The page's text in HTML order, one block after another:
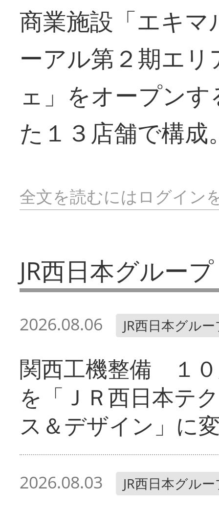
商業施設「エキ
ーアル第２期エ
ェ」をオープン
た１３店舗で構成
全文を読むにはログイン
JR西日本グループ
2026.08.06 JR西日本グル
関西工機整備 １
を「ＪＲ西日本テ
ス＆デザイン」に
2026.08.03 JR西日本グル